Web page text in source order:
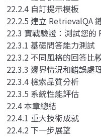
22.2.4 自訂提示模板
22.2.5 建立 RetrievalQA
22.3 實戰驗證：測試您的
22.3.1 基礎問答能力測試
22.3.2 不同風格的回答比
22.3.3 邊界情況和錯誤處
22.3.4 檢索品質分析
22.3.5 系統性能評估
22.4 本章總結
22.4.1 重大技術成就
22.4.2 下一步展望